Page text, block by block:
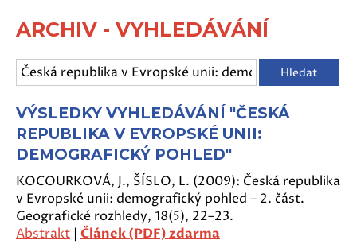
ARCHIV - VYHLEDÁVÁNÍ
VÝSLEDKY VYHLEDÁVÁNÍ "ČESKÁ
REPUBLIKA V EVROPSKÉ UNII:
DEMOGRAFICKÝ POHLED"
KOCOURKOVÁ, J., ŠÍSLO, L. (2009): Česká republika
v Evropské unii: demografický pohled – 2. část.
Geografické rozhledy, 18(5), 22–23.
Abstrakt | Článek (PDF) zdarma